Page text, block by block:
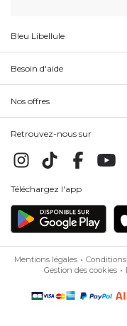
Bleu Libellule
Besoin d'aide
Nos offres
Retrouvez-nous sur
Téléchargez l'app
Mentions légales
Gestion des cookies